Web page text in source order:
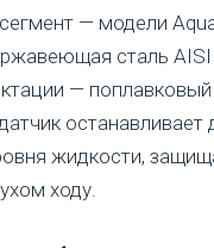
— модели
сталь
— поплавковый
останавливает
жидкости,
ходу.